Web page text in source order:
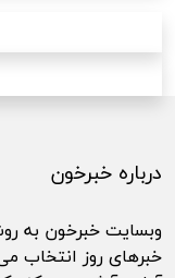
درباره خبرخون
وبسایت خبرخون به
خبرهای روز انتخاب